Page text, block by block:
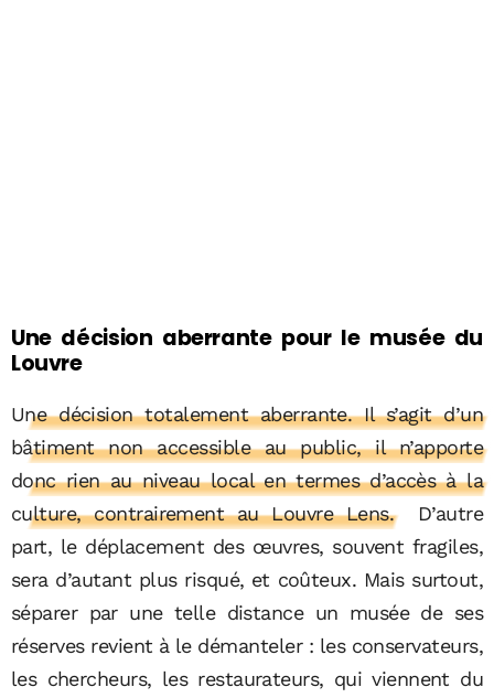
Une décision aberrante pour le musée du
Louvre
Une décision totalement aberrante. Il s’agit d’un
bâtiment non accessible au public, il n’apporte
donc rien au niveau local en termes d’accès à la
culture, contrairement au Louvre Lens.
D’autre
part, le déplacement des œuvres, souvent fragiles,
sera d’autant plus risqué, et coûteux. Mais surtout,
séparer par une telle distance un musée de ses
réserves revient à le démanteler : les conservateurs,
les chercheurs, les restaurateurs, qui viennent du